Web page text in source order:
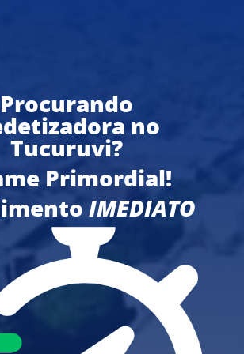
Procurando
no
Tucuruvi?
Primordial!
IMEDIATO